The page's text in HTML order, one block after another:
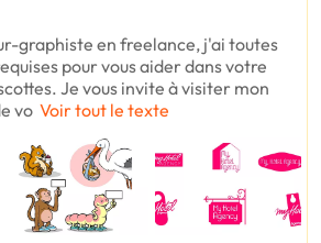
graphiste en freelance, j'ai toutes
pour vous aider dans votre
Je vous invite à visiter mon
vo Voir tout le texte